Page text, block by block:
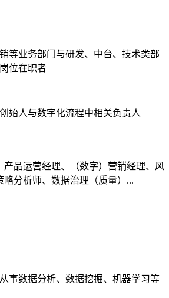
等业务部门与研发、中台、技术类部
位在职者
始人与数字化流程中相关负责人
产品运营经理、（数字）营销经理、风
分析师、数据治理（质量）...
事数据分析、数据挖掘、机器学习等